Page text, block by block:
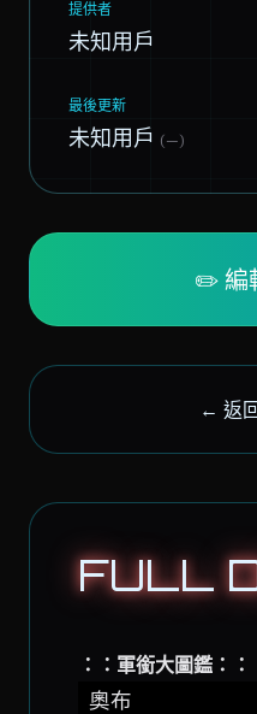
提供者
未知用戶
最後更新
未知用戶 (—)
✏️ 編
← 返
FULL
：：軍銜大圖鑑：：
奧布